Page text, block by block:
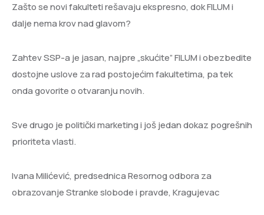
Zašto se novi fakulteti rešavaju ekspresno, dok FILUM i
dalje nema krov nad glavom?
Zahtev SSP-a je jasan, najpre „skućite” FILUM i obezbedite
dostojne uslove za rad postojećim fakultetima, pa tek
onda govorite o otvaranju novih.
Sve drugo je politički marketing i još jedan dokaz pogrešnih
prioriteta vlasti.
Ivana Milićević, predsednica Resornog odbora za
obrazovanje Stranke slobode i pravde, Kragujevac